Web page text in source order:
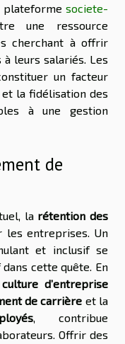
plateforme societe-
une ressource
cherchant à offrir
leurs salariés. Les
un facteur
la fidélisation des
à une gestion
de
la rétention des
les entreprises. Un
et inclusif se
cette quête. En
culture d’entreprise
de carrière et la
, contribue
Offrir des